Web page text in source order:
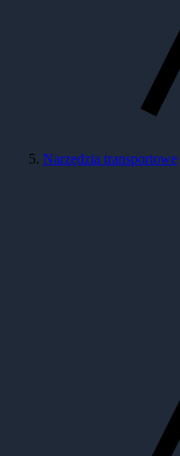
Narzędzia transportowe